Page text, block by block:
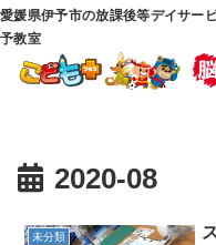
愛媛県伊予市の放課後等デイサー
予教室
2020-08
未分類